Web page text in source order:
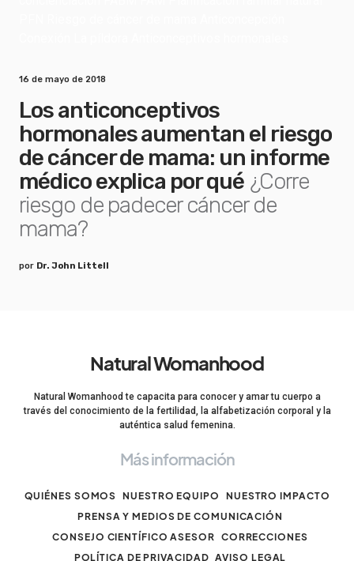
16 de mayo de 2018
Los anticonceptivos
hormonales aumentan el riesgo
de cáncer de mama: un informe
médico explica por qué ¿Corre
riesgo de padecer cáncer de
mama?
por Dr. John Littell
Natural Womanhood
Natural Womanhood te capacita para conocer y amar tu cuerpo a
través del conocimiento de la fertilidad, la alfabetización corporal y la
auténtica salud femenina.
Más información
QUIÉNES SOMOS NUESTRO EQUIPO
NUESTRO IMPACTO
PRENSA Y MEDIOS DE COMUNICACIÓN
CONSEJO CIENTÍFICO ASESOR CORRECCIONES
POLÍTICA DE PRIVACIDAD AVISO LEGAL